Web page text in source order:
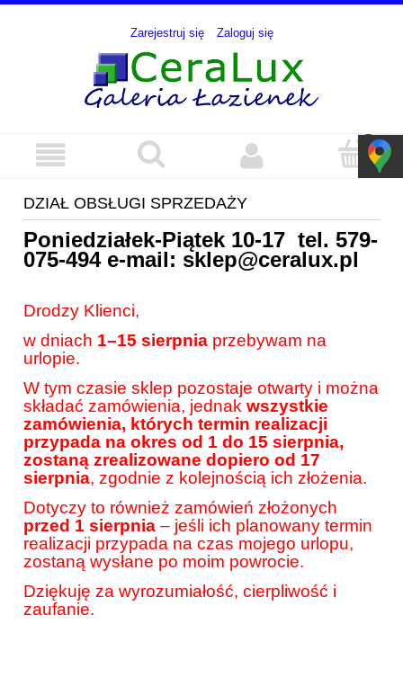
Zarejestruj się Zaloguj się
DZIAŁ OBSŁUGI SPRZEDAŻY
Poniedziałek-Piątek 10-17 tel. 579-
075-494e-mail: sklep@ceralux.pl
Drodzy Klienci,
w dniach 1–15 sierpnia przebywam na
urlopie.
W tym czasie sklep pozostaje otwarty i można
składać zamówienia, jednak wszystkie
zamówienia, których termin realizacji
przypada na okres od 1 do 15 sierpnia,
zostaną zrealizowane dopiero od 17
sierpnia, zgodnie z kolejnością ich złożenia.
Dotyczy to również zamówień złożonych
przed 1 sierpnia – jeśli ich planowany termin
realizacji przypada na czas mojego urlopu,
zostaną wysłane po moim powrocie.
Dziękuję za wyrozumiałość, cierpliwość i
zaufanie.